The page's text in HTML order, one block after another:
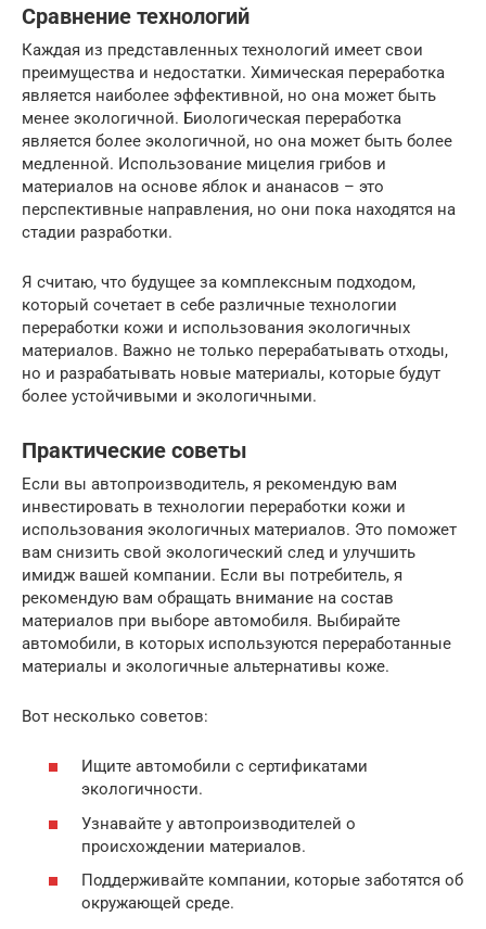
Сравнение технологий
Каждая из представленных технологий имеет свои
преимущества и недостатки. Химическая переработка
является наиболее эффективной, но она может быть
менее экологичной. Биологическая переработка
является более экологичной, но она может быть более
медленной. Использование мицелия грибов и
материалов на основе яблок и ананасов – это
перспективные направления, но они пока находятся на
стадии разработки.
Я считаю, что будущее за комплексным подходом,
который сочетает в себе различные технологии
переработки кожи и использования экологичных
материалов. Важно не только перерабатывать отходы,
но и разрабатывать новые материалы, которые будут
более устойчивыми и экологичными.
Практические советы
Если вы автопроизводитель, я рекомендую вам
инвестировать в технологии переработки кожи и
использования экологичных материалов. Это поможет
вам снизить свой экологический след и улучшить
имидж вашей компании. Если вы потребитель, я
рекомендую вам обращать внимание на состав
материалов при выборе автомобиля. Выбирайте
автомобили, в которых используются переработанные
материалы и экологичные альтернативы коже.
Вот несколько советов:
Ищите автомобили с сертификатами
экологичности.
Узнавайте у автопроизводителей о
происхождении материалов.
Поддерживайте компании, которые заботятся об
окружающей среде.